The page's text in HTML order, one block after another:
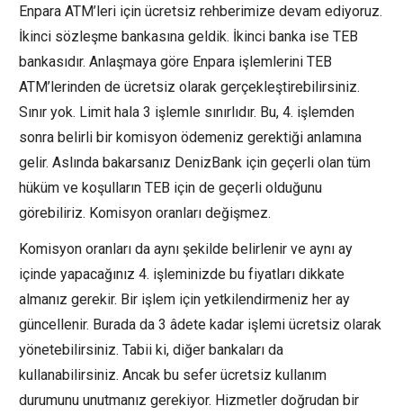
Enpara ATM’leri için ücretsiz rehberimize devam ediyoruz.
İkinci sözleşme bankasına geldik. İkinci banka ise TEB
bankasıdır. Anlaşmaya göre Enpara işlemlerini TEB
ATM’lerinden de ücretsiz olarak gerçekleştirebilirsiniz.
Sınır yok. Limit hala 3 işlemle sınırlıdır. Bu, 4. işlemden
sonra belirli bir komisyon ödemeniz gerektiği anlamına
gelir. Aslında bakarsanız DenizBank için geçerli olan tüm
hüküm ve koşulların TEB için de geçerli olduğunu
görebiliriz. Komisyon oranları değişmez.
Komisyon oranları da aynı şekilde belirlenir ve aynı ay
içinde yapacağınız 4. işleminizde bu fiyatları dikkate
almanız gerekir. Bir işlem için yetkilendirmeniz her ay
güncellenir. Burada da 3 âdete kadar işlemi ücretsiz olarak
yönetebilirsiniz. Tabii ki, diğer bankaları da
kullanabilirsiniz. Ancak bu sefer ücretsiz kullanım
durumunu unutmanız gerekiyor. Hizmetler doğrudan bir